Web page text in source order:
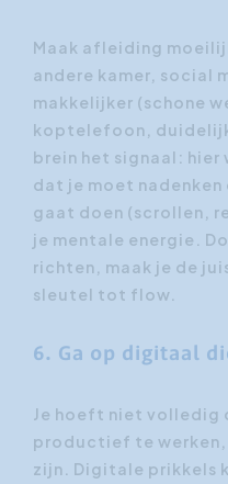
Maak afleiding
andere kamer, social
makkelijker (schone
koptelefoon,
brein het signaal:
dat je moet
gaat doen (scrollen,
je mentale energie.
richten, maak je de
sleutel tot flow.
6. Ga op digitaal
Je hoeft niet volledig
productief te werken,
zijn. Digitale prikkels